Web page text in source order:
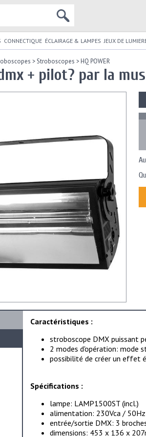
CONNECTIQUE ÉCLAIRAGE & LAMPES JEUX DE
>Stroboscopes >HQ POWER
+ pilot? par la
Caractéristiques :
stroboscope DMX puissant
2 modes d'opération: mode
possibilité de créer un effet
Spécifications :
lampe: LAMP1500ST (incl.)
alimentation: 230Vca / 50Hz
entrée/sortie DMX: 3
dimensions: 453 x 136 x